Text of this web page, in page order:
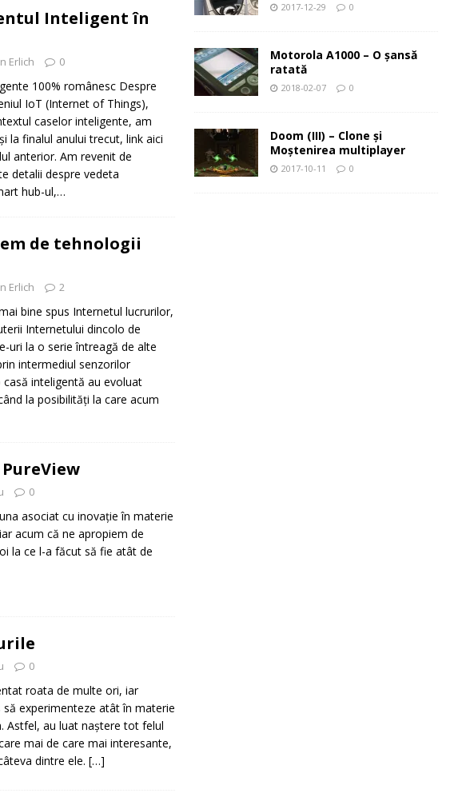
Inteligent în
Erlich 0
100% românesc Despre
IoT (Internet of Things),
caselor inteligente, am
la finalul anului trecut, link aici
anterior. Am revenit de
detalii despre vedeta
hub-ul,…
de tehnologii
Erlich 2
bine spus Internetul lucrurilor,
Internetului dincolo de
uri la o serie întreagă de alte
intermediul senzorilor
inteligentă au evoluat
la posibilități la care acum
0
asociat cu inovație în materie
acum că ne apropiem de
la ce l-a făcut să fie atât de
0
roata de multe ori, iar
experimenteze atât în materie
Astfel, au luat naştere tot felul
mai de care mai interesante,
dintre ele. […]
2017-12-29 0
Motorola A1000 – O şansă
ratată
2018-02-07 0
Doom (III) – Clone şi
Moştenirea multiplayer
2017-10-11 0